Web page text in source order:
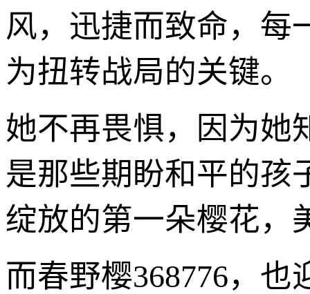
风，迅捷而致命，每
为扭转战局的关键。
她不再畏惧，因为她
是那些期盼和平的孩
绽放的第一朵樱花，
而春野樱368776，